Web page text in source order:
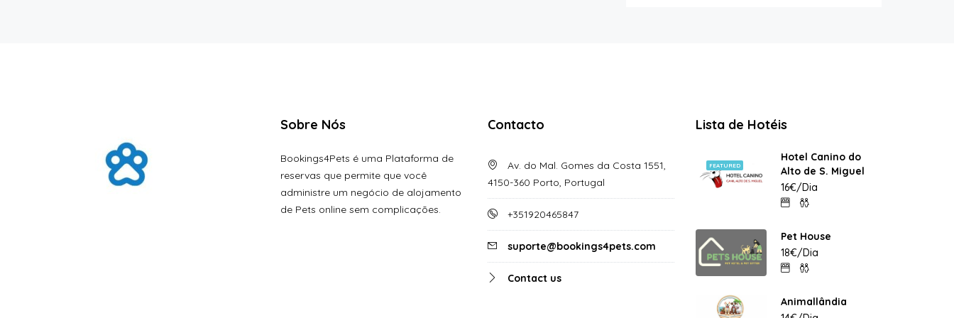
Sobre Nós
Bookings4Pets é uma Plataforma de
reservas que permite que você
administre um negócio de alojamento
de Pets online sem complicações.
Contacto
Av. do Mal. Gomes da Costa 1551,
4150-360 Porto, Portugal
+351920465847
suporte@bookings4pets.com
Contact us
Lista de Hotéis
FEATURED
Hotel Canino do
Alto de S. Miguel
16€/Dia
Pet House
18€/Dia
Animallândia